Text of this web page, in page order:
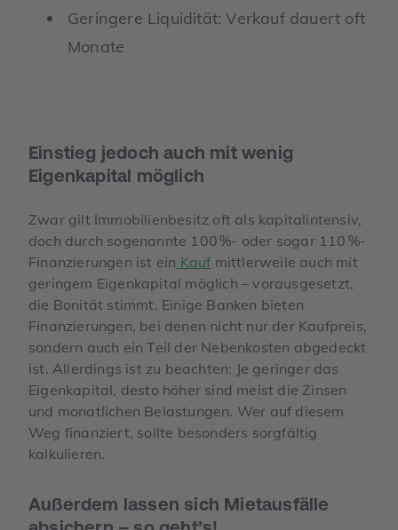
Geringere Liquidität: Verkauf dauert oft
Monate
Einstieg jedoch auch mit wenig
Eigenkapital möglich
Zwar gilt Immobilienbesitz oft als kapitalintensiv,
doch durch sogenannte 100 %- oder sogar 110 %-
Finanzierungen ist ein Kauf mittlerweile auch mit
geringem Eigenkapital möglich – vorausgesetzt,
die Bonität stimmt. Einige Banken bieten
Finanzierungen, bei denen nicht nur der Kaufpreis,
sondern auch ein Teil der Nebenkosten abgedeckt
ist. Allerdings ist zu beachten: Je geringer das
Eigenkapital, desto höher sind meist die Zinsen
und monatlichen Belastungen. Wer auf diesem
Weg finanziert, sollte besonders sorgfältig
kalkulieren.
Außerdem lassen sich Mietausfälle